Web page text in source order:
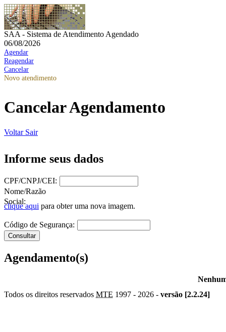
SAA - Sistema de Atendimento Agendado
06/08/2026
Agendar
Reagendar
Cancelar
Novo atendimento
Cancelar Agendamento
Voltar Sair
Informe seus dados
CPF/CNPJ/CEI:
Nome/Razão
Social:
clique aqui para obter uma nova imagem.
Código de Segurança:
Agendamento(s)
Todos os direitos reservados MTE 1997 - 2026 - versão [2.2.24]